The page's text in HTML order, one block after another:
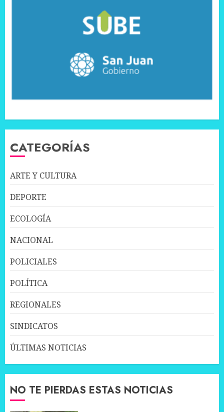
CATEGORÍAS
ARTE Y CULTURA
DEPORTE
ECOLOGÍA
NACIONAL
POLICIALES
POLÍTICA
REGIONALES
SINDICATOS
ÚLTIMAS NOTICIAS
NO TE PIERDAS ESTAS NOTICIAS